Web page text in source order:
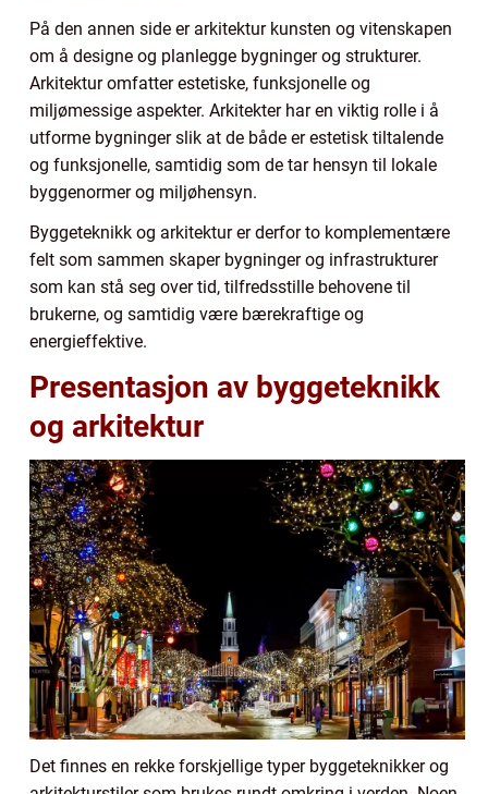
På den annen side er arkitektur kunsten og vitenskapen
om å designe og planlegge bygninger og strukturer.
Arkitektur omfatter estetiske, funksjonelle og
miljømessige aspekter. Arkitekter har en viktig rolle i å
utforme bygninger slik at de både er estetisk tiltalende
og funksjonelle, samtidig som de tar hensyn til lokale
byggenormer og miljøhensyn.
Byggeteknikk og arkitektur er derfor to komplementære
felt som sammen skaper bygninger og infrastrukturer
som kan stå seg over tid, tilfredsstille behovene til
brukerne, og samtidig være bærekraftige og
energieffektive.
Presentasjon av byggeteknikk
og arkitektur
Det finnes en rekke forskjellige typer byggeteknikker og